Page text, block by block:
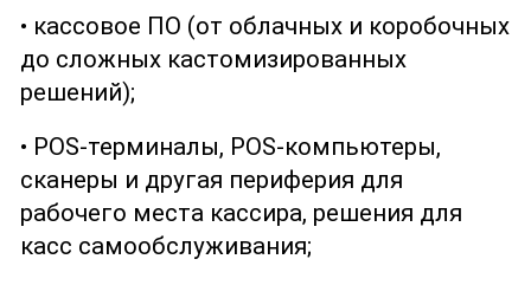
• кассовое ПО (от облачных и коробочных
до сложных кастомизированных
решений);
• POS-терминалы, POS-компьютеры,
сканеры и другая периферия для
рабочего места кассира, решения для
касс самообслуживания;